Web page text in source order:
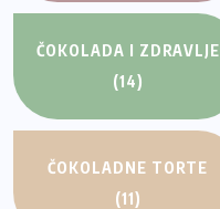
ČOKOLADA I ZDRAVLJE
(14)
ČOKOLADNE TORTE
(11)